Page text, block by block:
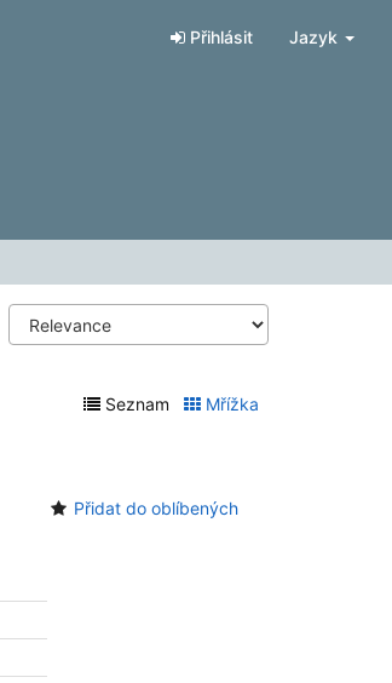
Přihlásit Jazyk
Seznam
Mřížka
Přidat do oblíbených